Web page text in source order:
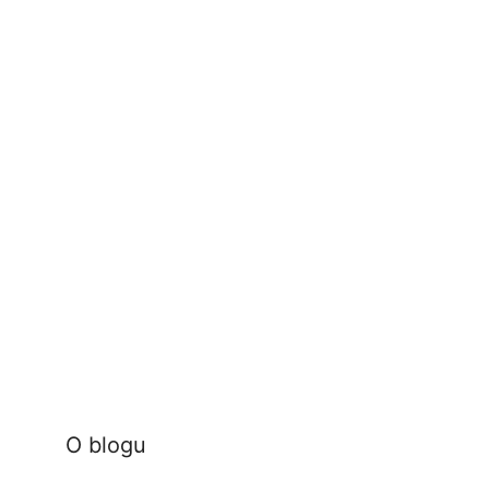
O blogu